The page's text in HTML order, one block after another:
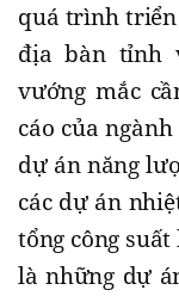
quá trình
địa bàn tỉnh
vướng mắc
cáo của
dự án năng
các dự án
tổng công
là những dự